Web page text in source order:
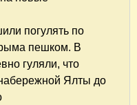
погулять по
пешком. В
гуляли, что
Ялты до